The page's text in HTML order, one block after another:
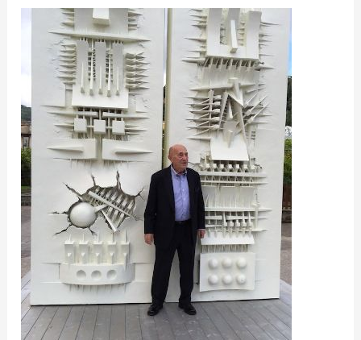
Scomparso
scultore
Arnaldo
Pomodoro:
il
ricordo
di
Fondazione
Sorrento.